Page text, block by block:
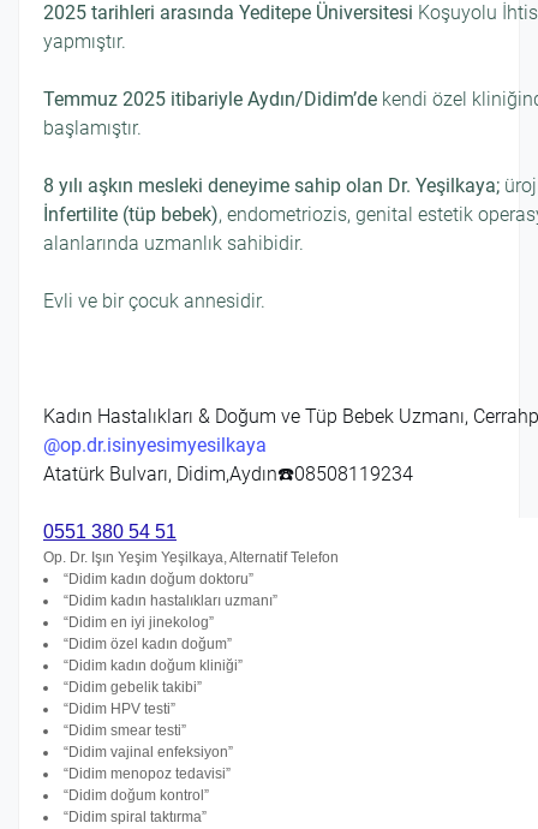
2025 tarihleri arasında Yeditepe Üniversitesi Koşuyolu
yapmıştır.
Temmuz 2025 itibariyle Aydın/Didim’de kendi özel
başlamıştır.
8 yılı aşkın mesleki deneyime sahip olan Dr. Yeşilkaya;
İnfertilite (tüp bebek), endometriozis, genital estetik
alanlarında uzmanlık sahibidir.
Evli ve bir çocuk annesidir.
Kadın Hastalıkları & Doğum ve Tüp Bebek Uzmanı,
@op.dr.isinyesimyesilkaya
Atatürk Bulvarı, Didim,Aydın☎️08508119234
0551 380 54 51
Op. Dr. Işın Yeşim Yeşilkaya, Alternatif Telefon
“Didim kadın doğum doktoru”
“Didim kadın hastalıkları uzmanı”
“Didim en iyi jinekolog”
“Didim özel kadın doğum”
“Didim kadın doğum kliniği”
“Didim gebelik takibi”
“Didim HPV testi”
“Didim smear testi”
“Didim vajinal enfeksiyon”
“Didim menopoz tedavisi”
“Didim doğum kontrol”
“Didim spiral taktırma”